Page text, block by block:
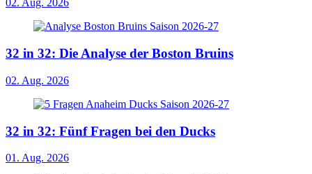
02. Aug. 2026
32 in 32: Die Analyse der Boston Bruins
02. Aug. 2026
32 in 32: Fünf Fragen bei den Ducks
01. Aug. 2026